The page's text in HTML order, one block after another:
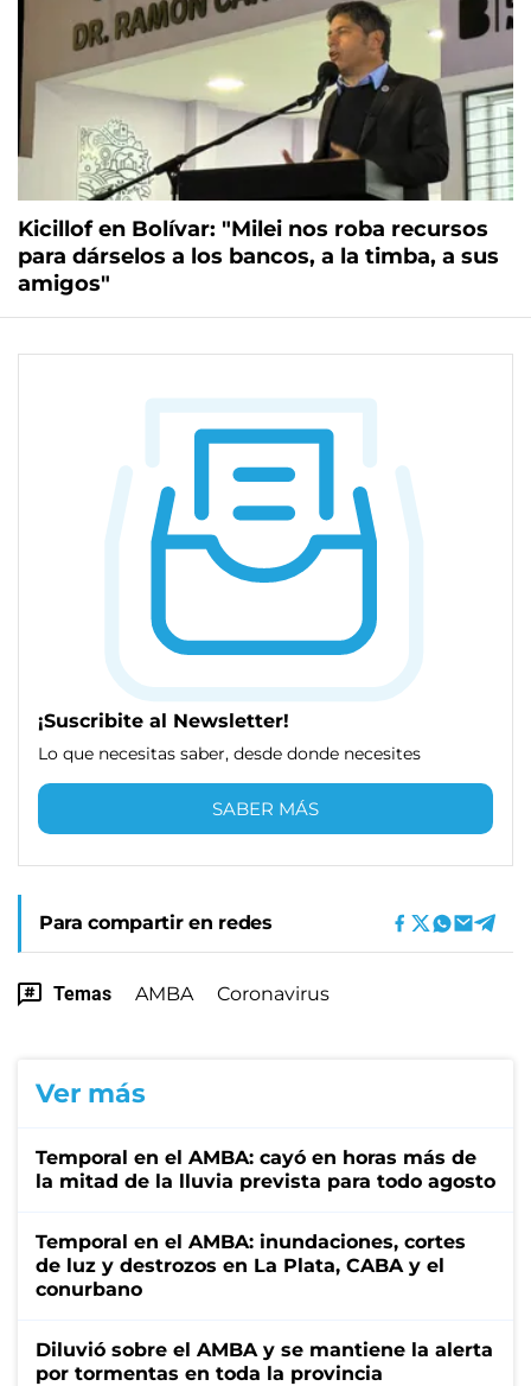
Kicillof en Bolívar: "Milei nos roba recursos
para dárselos a los bancos, a la timba, a sus
amigos"
¡Suscribite al Newsletter!
Lo que necesitas saber, desde donde necesites
SABER MÁS
Para compartir en redes
Temas AMBA Coronavirus
Ver más
Temporal en el AMBA: cayó en horas más de
la mitad de la lluvia prevista para todo agosto
Temporal en el AMBA: inundaciones, cortes
de luz y destrozos en La Plata, CABA y el
conurbano
Diluvió sobre el AMBA y se mantiene la alerta
por tormentas en toda la provincia